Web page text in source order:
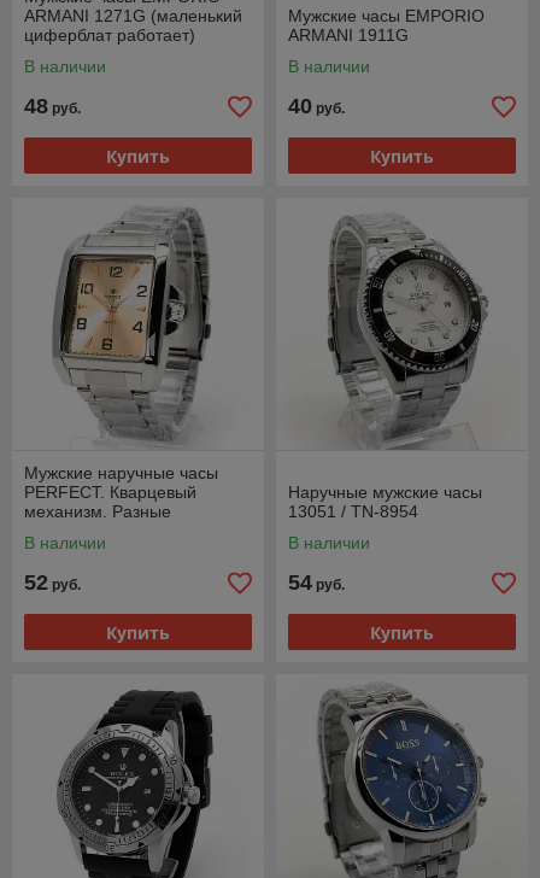
ARMANI 1271G (маленький
циферблат работает)
В наличии
48 руб.
Купить
Мужские часы EMPORIO
ARMANI 1911G
В наличии
40 руб.
Купить
Мужские наручные часы
PERFECT. Кварцевый
механизм. Разные
В наличии
52 руб.
Купить
Наручные мужские часы
13051 / TN-8954
В наличии
54 руб.
Купить